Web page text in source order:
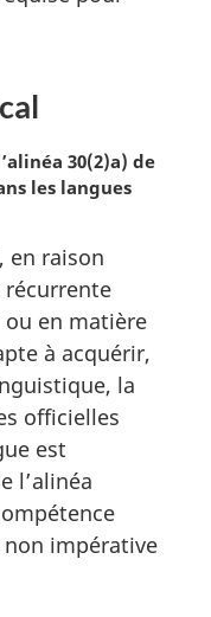
30(2)a) de
les langues
en raison
récurrente
ou en matière
à acquérir,
la
officielles
est
l’alinéa
impérative